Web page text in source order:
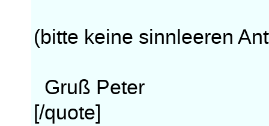
(bitte keine sinnleeren
Gruß Peter
[/quote]